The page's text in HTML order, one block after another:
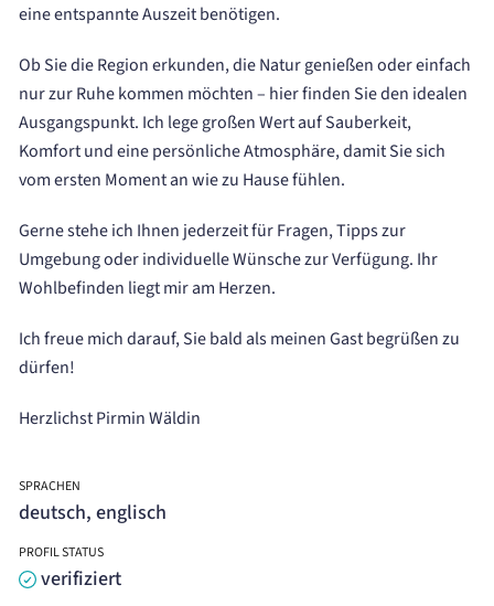
eine entspannte Auszeit benötigen.
Ob Sie die Region erkunden, die Natur genießen oder einfach
nur zur Ruhe kommen möchten – hier finden Sie den idealen
Ausgangspunkt. Ich lege großen Wert auf Sauberkeit,
Komfort und eine persönliche Atmosphäre, damit Sie sich
vom ersten Moment an wie zu Hause fühlen.
Gerne stehe ich Ihnen jederzeit für Fragen, Tipps zur
Umgebung oder individuelle Wünsche zur Verfügung. Ihr
Wohlbefinden liegt mir am Herzen.
Ich freue mich darauf, Sie bald als meinen Gast begrüßen zu
dürfen!
Herzlichst Pirmin Wäldin
SPRACHEN
deutsch, englisch
verifiziert
PROFIL STATUS